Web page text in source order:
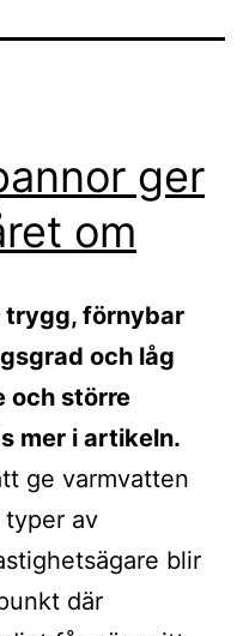
ger
om
trygg, förnybar
och låg
och större
mer i artikeln.
ge varmvatten
typer av
blir
där